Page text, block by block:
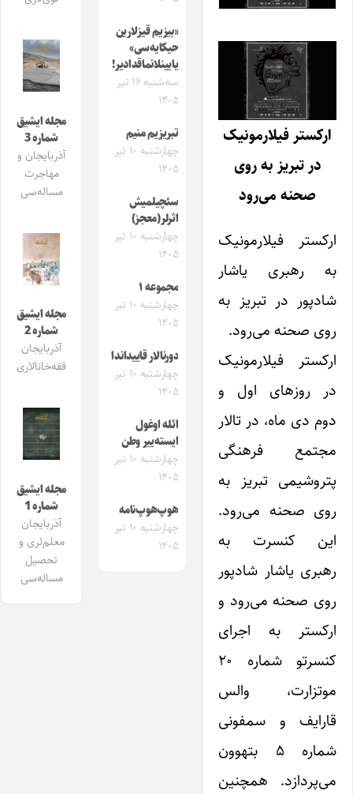
ارکستر فیلارمونیک
در تبریز به روی
صحنه می‌رود
ارکستر فیلارمونیک
به رهبری یاشار
شادپور در تبریز به
روی صحنه می‌رود.
ارکستر فیلارمونیک
در روزهای اول و
دوم دی ماه، در تالار
مجتمع فرهنگی
پتروشیمی تبریز به
روی صحنه می‌رود.
این کنسرت به
رهبری یاشار شادپور
روی صحنه می‌رود و
ارکستر به اجرای
کنسرتو شماره ۲۰
موتزارت، والس
قارایف و سمفونی
شماره ۵ بتهوون
می‌پردازد. همچنین
«بیزیم قیزلارین
حیکایه‌سی»
یایینلانماقدادیر!
سه‌شنبه ۱۶ تیر
۱۴۰۵
تبریزیم منیم
چهارشنبه ۱۰ تیر
۱۴۰۵
سئچیلمیش
اثرلر(معجز)
چهارشنبه ۱۰ تیر
۱۴۰۵
مجموعه ۱
چهارشنبه ۱۰ تیر
۱۴۰۵
دورنالار قاییداندا
چهارشنبه ۱۰ تیر
۱۴۰۵
ائله اوغول
ایسته‌ییر وطن
چهارشنبه ۱۰ تیر
۱۴۰۵
هوپ‌هوپ‌نامه
چهارشنبه ۱۰ تیر
۱۴۰۵
مجله ایشیق
شماره 3
آذربایجان و
مهاجرت
مساله‌سی
مجله ایشیق
شماره 2
آذربایجان
قفه‌خانالاری
مجله ایشیق
شماره 1
آذربایجان
معلم‌لری و
تحصیل
مساله‌سی